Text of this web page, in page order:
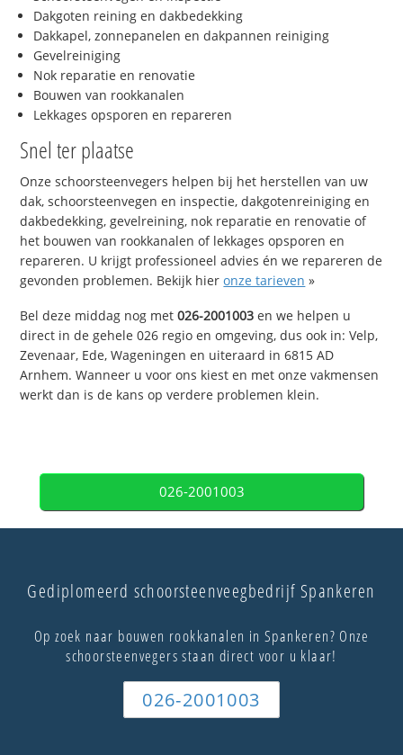
Dakgoten reining en dakbedekking
Dakkapel, zonnepanelen en dakpannen reiniging
Gevelreiniging
Nok reparatie en renovatie
Bouwen van rookkanalen
Lekkages opsporen en repareren
Snel ter plaatse
Onze schoorsteenvegers helpen bij het herstellen van uw
dak, schoorsteenvegen en inspectie, dakgotenreiniging en
dakbedekking, gevelreining, nok reparatie en renovatie of
het bouwen van rookkanalen of lekkages opsporen en
repareren. U krijgt professioneel advies én we repareren de
gevonden problemen. Bekijk hieronze tarieven »
Bel deze middag nog met026-2001003 en we helpen u
direct in de gehele 026 regio en omgeving, dus ook in: Velp,
Zevenaar, Ede, Wageningen en uiteraard in 6815 AD
Arnhem. Wanneer u voor ons kiest en met onze vakmensen
werkt dan is de kans op verdere problemen klein.
026-2001003
Gediplomeerd schoorsteenveegbedrijf Spankeren
Op zoek naar bouwen rookkanalen in Spankeren? Onze
schoorsteenvegers staan direct voor u klaar!
026-2001003